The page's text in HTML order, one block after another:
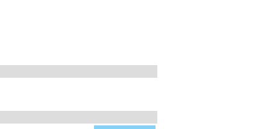
avec les actes diagnostiques ou thérapeutiques